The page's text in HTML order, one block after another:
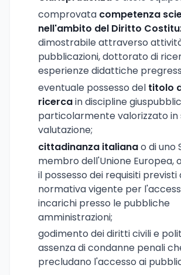
comprovata competenza
nell'ambito del Diritto
dimostrabile attraverso
pubblicazioni, dottorato di
esperienze didattiche
eventuale possesso del titolo
ricercain discipline
particolarmente valorizzato in
valutazione;
cittadinanza italianao di uno
membro dell'Unione Europea,
il possesso dei requisiti previsti
normativa vigente per
incarichi presso le pubbliche
amministrazioni;
godimento dei diritti civili e
assenza di condanne penali
precludano l'accesso ai